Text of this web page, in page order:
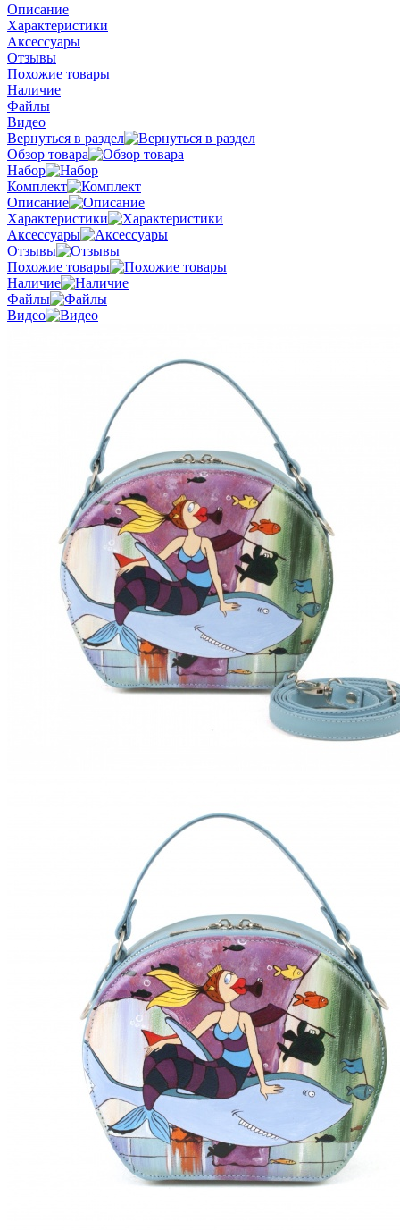
Описание
Характеристики
Аксессуары
Отзывы
Похожие товары
Наличие
Файлы
Видео
Вернуться в раздел
Обзор товара
Набор
Комплект
Описание
Характеристики
Аксессуары
Отзывы
Похожие товары
Наличие
Файлы
Видео